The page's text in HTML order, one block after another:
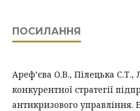
ПОСИЛАННЯ
Ареф’єва О.В., Пілецька
конкурентної стратегії
антикризового управління.